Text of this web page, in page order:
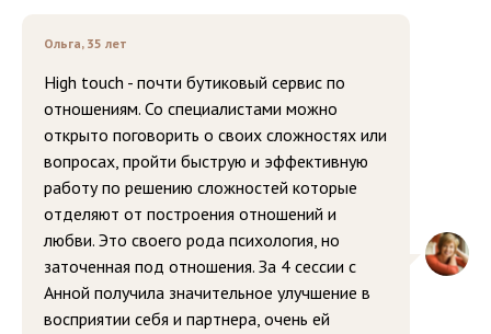
Ольга, 35 лет
High touch - почти бутиковый сервис по
отношениям. Со специалистами можно
открыто поговорить о своих сложностях или
вопросах, пройти быструю и эффективную
работу по решению сложностей которые
отделяют от построения отношений и
любви. Это своего рода психология, но
заточенная под отношения. За 4 сессии с
Анной получила значительное улучшение в
восприятии себя и партнера, очень ей